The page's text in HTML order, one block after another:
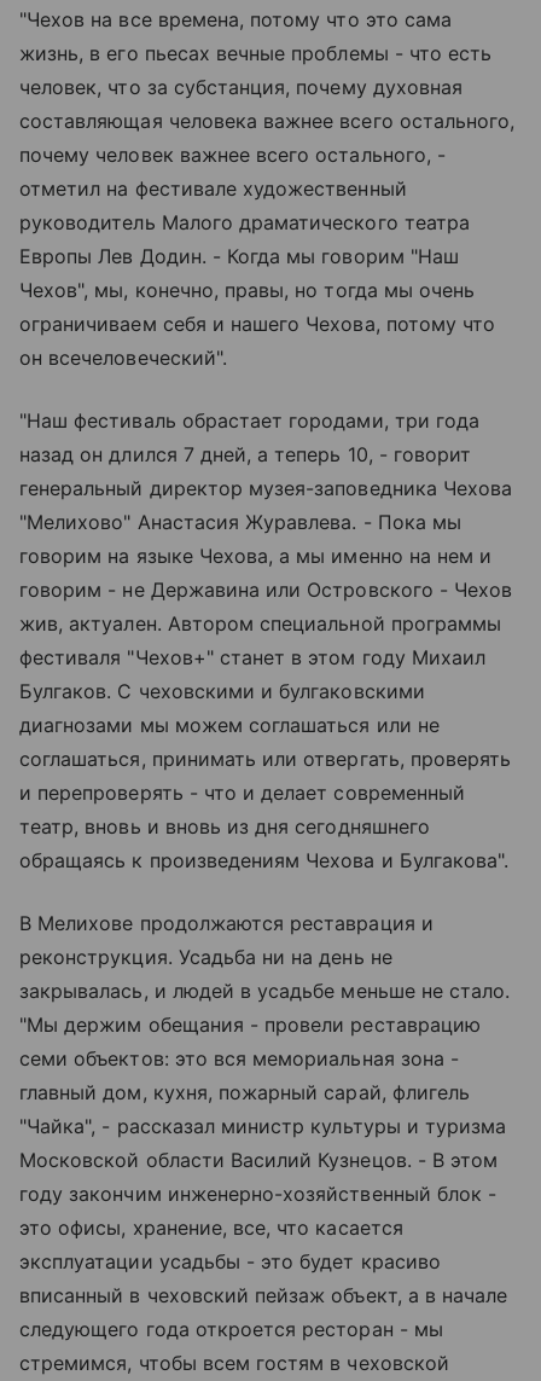
"Чехов на все времена, потому что это сама
жизнь, в его пьесах вечные проблемы - что есть
человек, что за субстанция, почему духовная
составляющая человека важнее всего остального,
почему человек важнее всего остального, -
отметил на фестивале художественный
руководитель Малого драматического театра
Европы Лев Додин. - Когда мы говорим "Наш
Чехов", мы, конечно, правы, но тогда мы очень
ограничиваем себя и нашего Чехова, потому что
он всечеловеческий".
"Наш фестиваль обрастает городами, три года
назад он длился 7 дней, а теперь 10, - говорит
генеральный директор музея-заповедника Чехова
"Мелихово" Анастасия Журавлева. - Пока мы
говорим на языке Чехова, а мы именно на нем и
говорим - не Державина или Островского - Чехов
жив, актуален. Автором специальной программы
фестиваля "Чехов+" станет в этом году Михаил
Булгаков. С чеховскими и булгаковскими
диагнозами мы можем соглашаться или не
соглашаться, принимать или отвергать, проверять
и перепроверять - что и делает современный
театр, вновь и вновь из дня сегодняшнего
обращаясь к произведениям Чехова и Булгакова".
В Мелихове продолжаются реставрация и
реконструкция. Усадьба ни на день не
закрывалась, и людей в усадьбе меньше не стало.
"Мы держим обещания - провели реставрацию
семи объектов: это вся мемориальная зона -
главный дом, кухня, пожарный сарай, флигель
"Чайка", - рассказал министр культуры и туризма
Московской области Василий Кузнецов. - В этом
году закончим инженерно-хозяйственный блок -
это офисы, хранение, все, что касается
эксплуатации усадьбы - это будет красиво
вписанный в чеховский пейзаж объект, а в начале
следующего года откроется ресторан - мы
стремимся, чтобы всем гостям в чеховской